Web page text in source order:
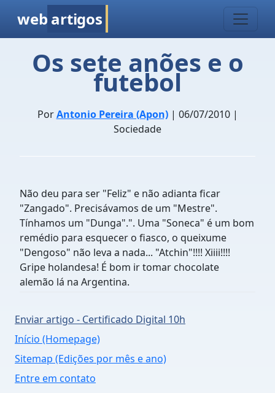
web artigos
Os sete anões e o
futebol
PorAntonio Pereira (Apon)| 06/07/2010 |
Sociedade
Não deu para ser "Feliz" e não adianta ficar
"Zangado". Precisávamos de um "Mestre".
Tínhamos um "Dunga".". Uma "Soneca" é um bom
remédio para esquecer o fiasco, o queixume
"Dengoso" não leva a nada... "Atchin"!!!! Xiiii!!!!
Gripe holandesa! É bom ir tomar chocolate
alemão lá na Argentina.
Enviar artigo - Certificado Digital 10h
Início (Homepage)
Sitemap (Edições por mês e ano)
Entre em contato